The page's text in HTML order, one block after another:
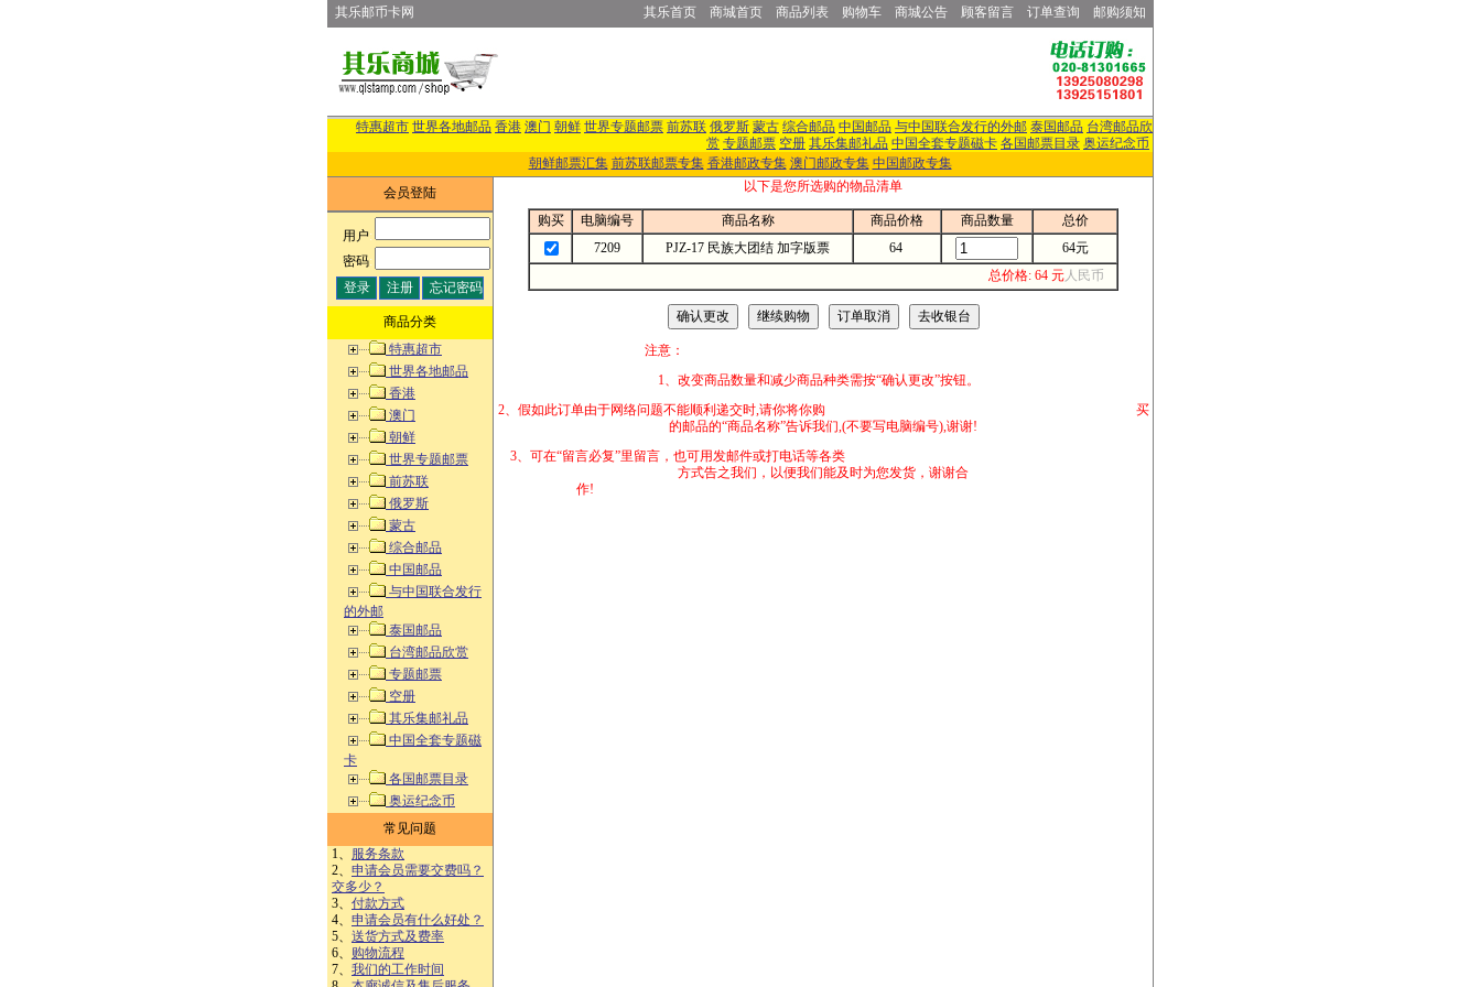
其乐邮币卡网 其乐首页 商城首页 商品列表 购物车 商城公告 顾客留言 订单查询 邮购须知
特惠超市 世界各地邮品 香港 澳门 朝鲜 世界专题邮票 前苏联 俄罗斯 蒙古 综合邮品 中国邮品 与中国联合发行的外邮 泰国邮品 台湾邮品欣
赏 专题邮票 空册 其乐集邮礼品 中国全套专题磁卡 各国邮票目录 奥运纪念币
朝鲜邮票汇集 前苏联邮票专集 香港邮政专集 澳门邮政专集 中国邮政专集
会员登陆
用户:
密码:
商品分类
特惠超市
世界各地邮品
香港
澳门
朝鲜
世界专题邮票
前苏联
俄罗斯
蒙古
综合邮品
中国邮品
与中国联合发行
的外邮
泰国邮品
台湾邮品欣赏
专题邮票
空册
其乐集邮礼品
中国全套专题磁
卡
各国邮票目录
奥运纪念币
常见问题
1、 服务条款
2、 申请会员需要交费吗？
交多少？
3、 付款方式
4、 申请会员有什么好处？
5、 送货方式及费率
6、 购物流程
7、 我们的工作时间
以下是您所选购的物品清单
购买 电脑编号 商品名称 商品价格 商品数量
总价
7209
PJZ-17 民族大团结 加字版票 64
64元
总价格: 64 元人民币
注意：
1、改变商品数量和减少商品种类需按“确认更改”按钮。
2、假如此订单由于网络问题不能顺利递交时,请你将你购 买
的邮品的“商品名称”告诉我们,(不要写电脑编号),谢谢!
3、可在“留言必复”里留言，也可用发邮件或打电话等各类
方式告之我们，以便我们能及时为您发货，谢谢合
作!